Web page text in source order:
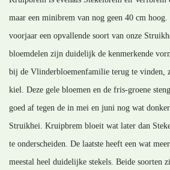
maar een minibrem van nog geen 40 cm
voorjaar een opvallende soort van onze
bloemdelen zijn duidelijk de kenmerkende
bij de Vlinderbloemenfamilie terug te vinden,
kiel. Deze gele bloemen en de fris-groene
goed af tegen de in mei en juni nog wat
Struikhei. Kruipbrem bloeit wat later dan
te onderscheiden. De laatste heeft een wat
meestal heel duidelijke stekels. Beide soorten